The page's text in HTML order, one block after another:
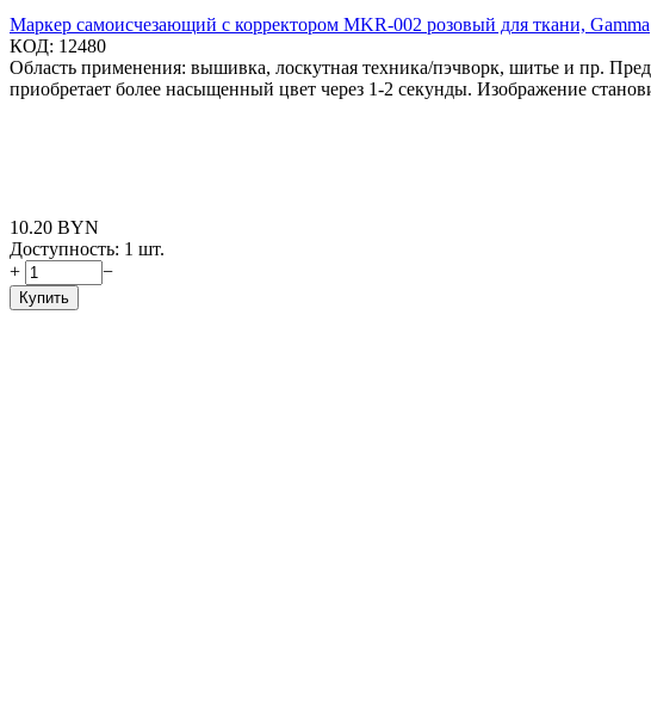
Маркер самоисчезающий с корректором MKR-002 розовый для ткани, Gamma
КОД: 12480
Область применения: вышивка, лоскутная техника/пэчворк, шитье и пр.
приобретает более насыщенный цвет через 1-2 секунды. Изображение
10.20 BYN
Доступность: 1 шт.
+
−
Купить